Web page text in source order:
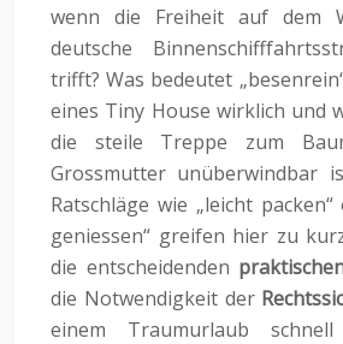
wenn die Freiheit auf dem
deutsche
trifft? Was bedeutet
eines Tiny House wirklich und
die steile Treppe zum
Grossmutter unüberwindbar
Ratschläge wie „leicht
geniessen“ greifen hier zu
die entscheidenden
die Notwendigkeit der
einem Traumurlaub